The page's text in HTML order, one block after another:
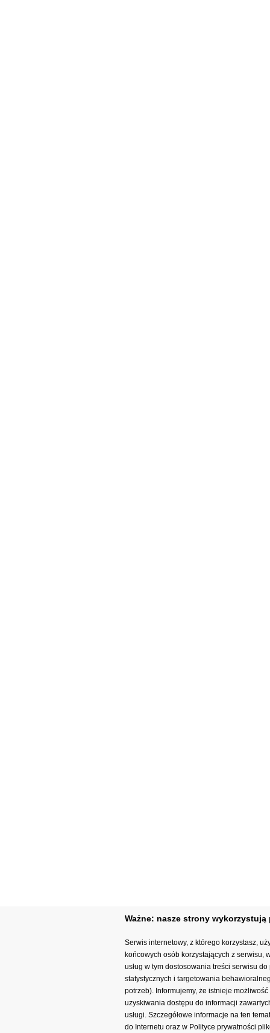
Ważne: nasze strony
Serwis internetowy, z którego korzystasz,
końcowych osób korzystających z serwisu,
usług w tym dostosowania treści serwisu
statystycznych i targetowania
potrzeb). Informujemy, że istnieje
uzyskiwania dostępu do informacji
usługi. Szczegółowe informacje na ten
do Internetu oraz w Polityce prywatności